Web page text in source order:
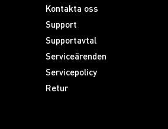
Kontakta oss
Support
Supportavtal
Serviceärenden
Servicepolicy
Retur